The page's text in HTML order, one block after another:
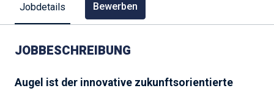
Jobdetails Bewerben
JOBBESCHREIBUNG
Augel ist der innovative zukunftsorientierte